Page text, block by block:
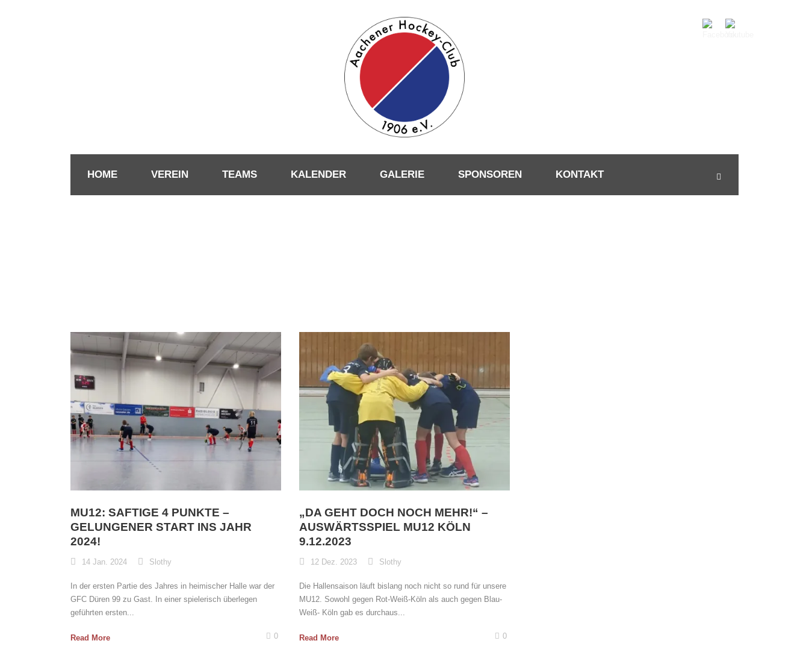
HOME VEREIN TEAMS KALENDER GALERIE SPONSOREN KONTAKT
MU12: SAFTIGE 4 PUNKTE –
GELUNGENER START INS JAHR
2024!
14 Jan. 2024 Slothy
In der ersten Partie des Jahres in heimischer Halle war der
GFC Düren 99 zu Gast. In einer spielerisch überlegen
geführten ersten...
Read More 0
„DA GEHT DOCH NOCH MEHR!“ –
AUSWÄRTSSPIEL MU12 KÖLN
9.12.2023
12 Dez. 2023 Slothy
Die Hallensaison läuft bislang noch nicht so rund für unsere
MU12. Sowohl gegen Rot-Weiß-Köln als auch gegen Blau-
Weiß- Köln gab es durchaus...
Read More 0